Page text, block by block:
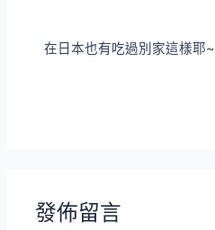
在日本也有吃過別家這樣耶~
發佈留言